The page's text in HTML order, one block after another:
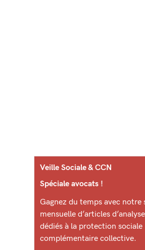
Veille Sociale & CCN
Spéciale avocats !
Gagnez du temps avec notre
mensuelle d’articles
dédiés à la protection sociale
complémentaire collective.